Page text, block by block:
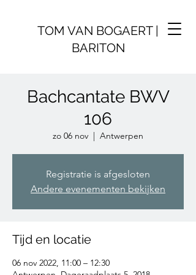
TOM VAN BOGAERT |
BARITON
Bachcantate BWV
106
zo 06 nov
  |
Antwerpen
Registratie is afgesloten
Andere evenementen bekijken
Tijd en locatie
06 nov 2022, 11:00 – 12:30